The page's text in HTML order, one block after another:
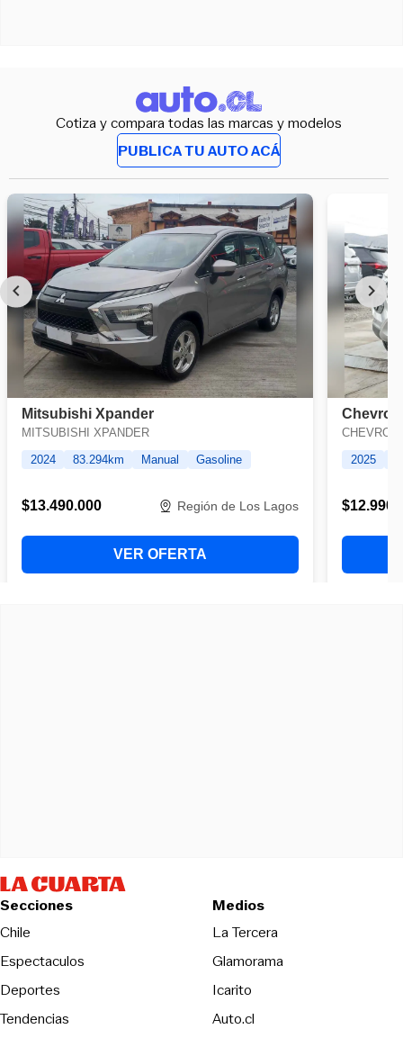
Cotiza y compara todas las marcas y modelos
PUBLICA TU AUTO ACÁ
Secciones
Chile
Espectaculos
Deportes
Tendencias
Medios
La TerceraOpens in new
Glamorama
Icarito
Auto.cl